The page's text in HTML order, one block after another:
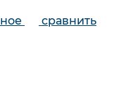
сравнить